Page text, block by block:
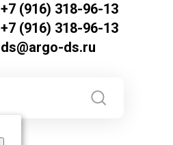
+7 (916) 318-96-13
+7 (916) 318-96-13
ds@argo-ds.ru